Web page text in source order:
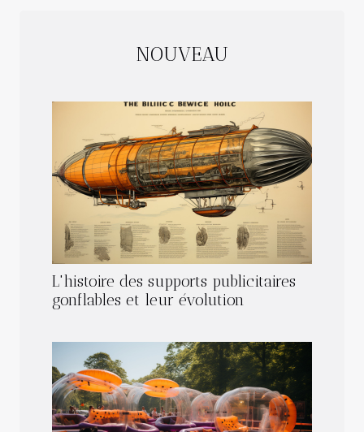
NOUVEAU
L'histoire des supports publicitaires
gonflables et leur évolution